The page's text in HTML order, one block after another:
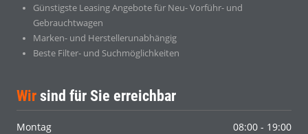
Günstigste Leasing Angebote für Neu- Vorführ- und
Gebrauchtwagen
Marken- und Herstellerunabhängig
Beste Filter- und Suchmöglichkeiten
Wir sind für Sie erreichbar
Montag
08:00 - 19:00